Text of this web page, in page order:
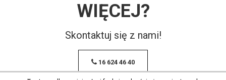
WIĘCEJ?
Skontaktuj się z nami!
16 624 46 40